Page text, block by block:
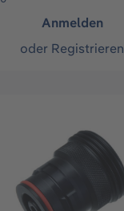
Anmelden
oder Registrieren